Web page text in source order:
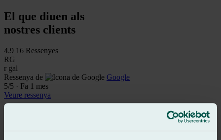
El que diuen als
nostres clients
4.9 16 Ressenyes
RG
r gal
Ressenya de
Google
5/5 · Fa 1 mes
Veure ressenya
Francis y su compañero, dos buenos profesionales que recomiendo:
puntuales, eficaces y cuidadosos al cambiar la luna del parabrisas de